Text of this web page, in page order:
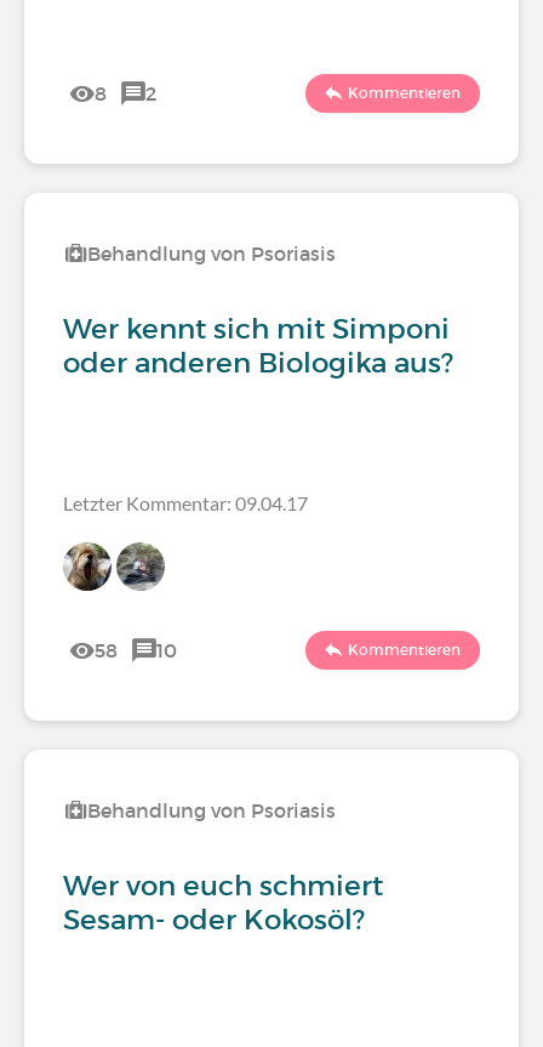
8 2 Kommentieren
Behandlung von Psoriasis
Wer kennt sich mit Simponi
oder anderen Biologika aus?
Letzter Kommentar: 09.04.17
58 10 Kommentieren
Behandlung von Psoriasis
Wer von euch schmiert
Sesam- oder Kokosöl?